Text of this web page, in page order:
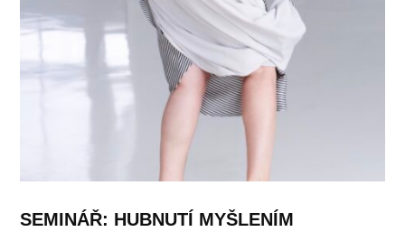
SEMINÁŘ: HUBNUTÍ MYŠLENÍM